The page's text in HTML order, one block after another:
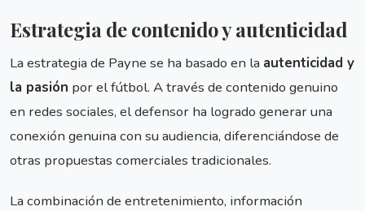
Estrategia de contenido y autenticidad
La estrategia de Payne se ha basado en la autenticidad y
la pasión por el fútbol. A través de contenido genuino
en redes sociales, el defensor ha logrado generar una
conexión genuina con su audiencia, diferenciándose de
otras propuestas comerciales tradicionales.
La combinación de entretenimiento, información